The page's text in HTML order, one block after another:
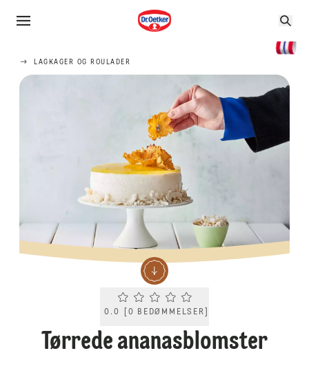
LAGKAGER OG ROULADER
Current rating 0.0. Click to rate.
0.0 0 BEDØMMELSER
Tørrede ananasblomster